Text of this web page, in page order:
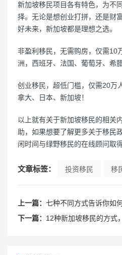
新加坡移民项目各有特色，为不
择。无论是想创业打拼，还是财
好未来，新加坡都是理想之选。
非盈利移民，无需购房，仅需10
洲，西班牙、法国、葡萄牙、希
创业移民，超低门槛，仅需20万
拿大、日本、新加坡！
以上就有关于新加坡移民的相关
助，如果想要了解更多关于移民
闲时间与绿野移民的在线顾问取得
文章标签： 投资移民 移
上一篇： 七种不同方式告诉你如
下一篇： 12种新加坡移民的方式